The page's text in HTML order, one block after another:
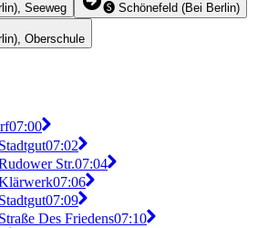
Seeweg 🅢 Schönefeld (Bei Berlin)
Oberschule
07:00
07:02
Str.07:04
07:06
07:09
Des Friedens07:10